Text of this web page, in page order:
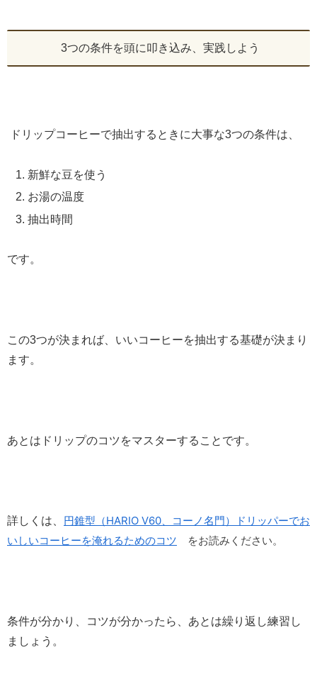
3つの条件を頭に叩き込み、実践しよう
ドリップコーヒーで抽出するときに大事な3つの条件は、
新鮮な豆を使う
お湯の温度
抽出時間
です。
この3つが決まれば、いいコーヒーを抽出する基礎が決まり
ます。
あとはドリップのコツをマスターすることです。
詳しくは、 円錐型（HARIO V60、コーノ名門）ドリッパーでお
いしいコーヒーを淹れるためのコツ をお読みください。
条件が分かり、コツが分かったら、あとは繰り返し練習し
ましょう。